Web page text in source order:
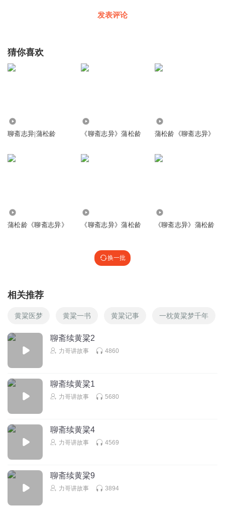
发表评论
猜你喜欢
聊斋志异|蒲松龄 《聊斋志异》蒲松龄 蒲松龄《聊斋志异》
蒲松龄《聊斋志异》 《聊斋志异》蒲松龄 《聊斋志异》蒲松龄
换一批
相关推荐
黄粱医梦 黄粱一书 黄粱记事 一枕黄粱梦千年
聊斋续黄粱2
力哥讲故事 4860
聊斋续黄粱1
力哥讲故事 5680
聊斋续黄粱4
力哥讲故事 4569
聊斋续黄粱9
力哥讲故事 3894